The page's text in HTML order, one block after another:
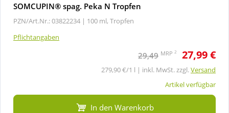
SOMCUPIN® spag. Peka N Tropfen
PZN/Art.Nr.: 03822234 | 100 ml, Tropfen
Pflichtangaben
29,49 MRP 2 27,99 €
279,90 €/1 l | inkl. MwSt. zzgl.Versand
Artikel verfügbar
In den Warenkorb